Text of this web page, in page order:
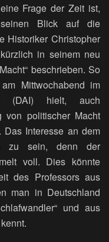
Frage der Zeit ist,
Blick auf die
Historiker Christopher
in seinem neu
beschrieben. So
Mittwochabend im
(DAI) hielt, auch
von politischer Macht
Das Interesse an dem
zu sein, denn der
voll. Dies könnte
des Professors aus
man in Deutschland
und aus